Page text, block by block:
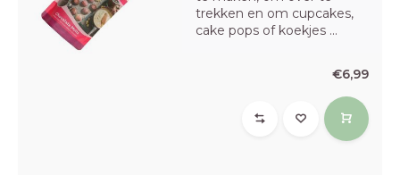
trekken en om cupcakes,
cake pops of koekjes ...
€6,99